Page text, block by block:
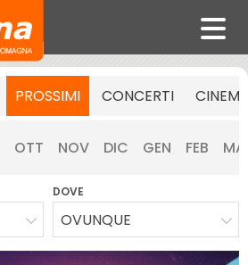
PROSSIMI CONCERTI
OTT NOV DIC GEN FEB
DOVE
OVUNQUE